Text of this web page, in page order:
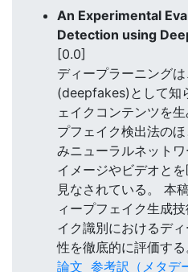
An Experimental
Detection using
[0.0]
ディープラーニング
(deepfakes)として知
ェイクコンテンツを
プフェイク検出法の
みニューラルネット
イメージやビデオと
見なされている。 本
ィープフェイク生成
イク識別におけるデ
性を徹底的に評価する
論文 参考訳（メタデ